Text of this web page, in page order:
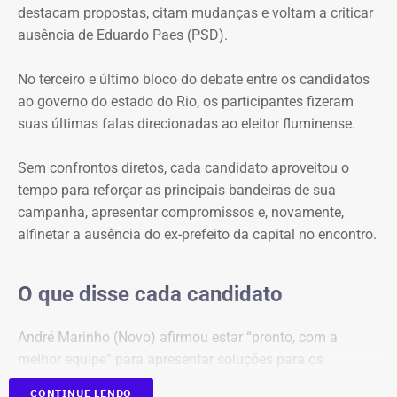
protagonizaram uma espécie de dobradinha, utilizando
suas perguntas para abrir espaço para o outro apresentar
foi reservado às considerações finais.
dominam primeiro bloco
Logo na primeira rodada, a ausência de Eduardo Paes
dividiu espaço com as referências ao ex-presidente da
policial.
A primeira menção a Bacellar foi feita por William Siri
(PSOL), que questionou Douglas Ruas (PL) sobre uma
declaração anterior em que o candidato havia defendido
destacam propostas, citam mudanças e voltam a criticar
ausência de Eduardo Paes (PSD).
No terceiro e último bloco do debate entre os candidatos
ao governo do estado do Rio, os participantes fizeram
suas últimas falas direcionadas ao eleitor fluminense.
Sem confrontos diretos, cada candidato aproveitou o
tempo para reforçar as principais bandeiras de sua
campanha, apresentar compromissos e, novamente,
alfinetar a ausência do ex-prefeito da capital no encontro.
O que disse cada candidato
André Marinho (Novo) afirmou estar “pronto, com a
melhor equipe” para apresentar soluções para os
problemas do estado e prometeu melhorar a qualidade de